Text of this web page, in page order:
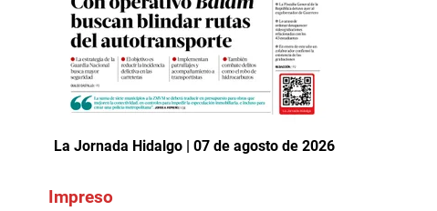
La Jornada Hidalgo | 07 de agosto de 2026
Impreso